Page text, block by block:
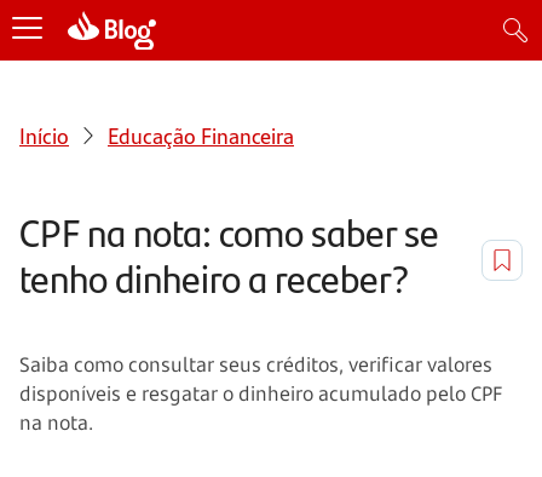
Início Educação Financeira
CPF na nota: como saber se
tenho dinheiro a receber?
Saiba como consultar seus créditos, verificar valores
disponíveis e resgatar o dinheiro acumulado pelo CPF
na nota.